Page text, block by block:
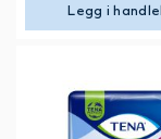
Legg i